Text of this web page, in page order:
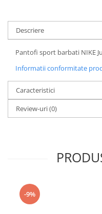
Descriere
Pantofi sport barbati NIKE
Informatii conformitate
Caracteristici
Review-uri(0)
-9%